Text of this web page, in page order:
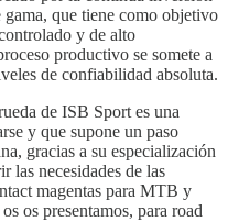
que tiene como objetivo
y de alto
productivo se somete a
de confiabilidad absoluta.
de ISB Sport es una
y que supone un paso
gracias a su especialización
las necesidades de las
magentas para MTB y
os presentamos, para road